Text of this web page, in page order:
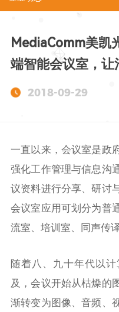
MediaComm美凯
端智能会议室，让
2018-09-29
一直以来，会议室是政
强化工作管理与信息沟
议资料进行分享、研讨
会议室应用可划分为普
流室、培训室、同声传译
随着八、九十年代以
及，会议开始从枯燥的
渐转变为图像、音频、